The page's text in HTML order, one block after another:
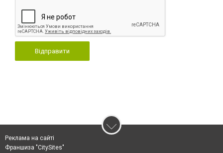
Відправити
Реклама на сайті
Франшиза "CitySites"